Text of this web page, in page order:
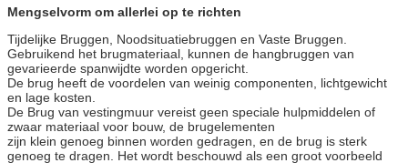
Mengselvorm om allerlei op te richten
Tijdelijke Bruggen, Noodsituatiebruggen en Vaste Bruggen.
Gebruikend het brugmateriaal, kunnen de hangbruggen van
gevarieerde spanwijdte worden opgericht.
De brug heeft de voordelen van weinig componenten, lichtgewicht
en lage kosten.
De Brug van vestingmuur vereist geen speciale hulpmiddelen of
zwaar materiaal voor bouw, de brugelementen
zijn klein genoeg binnen worden gedragen, en de brug is sterk
genoeg te dragen. Het wordt beschouwd als een groot voorbeeld